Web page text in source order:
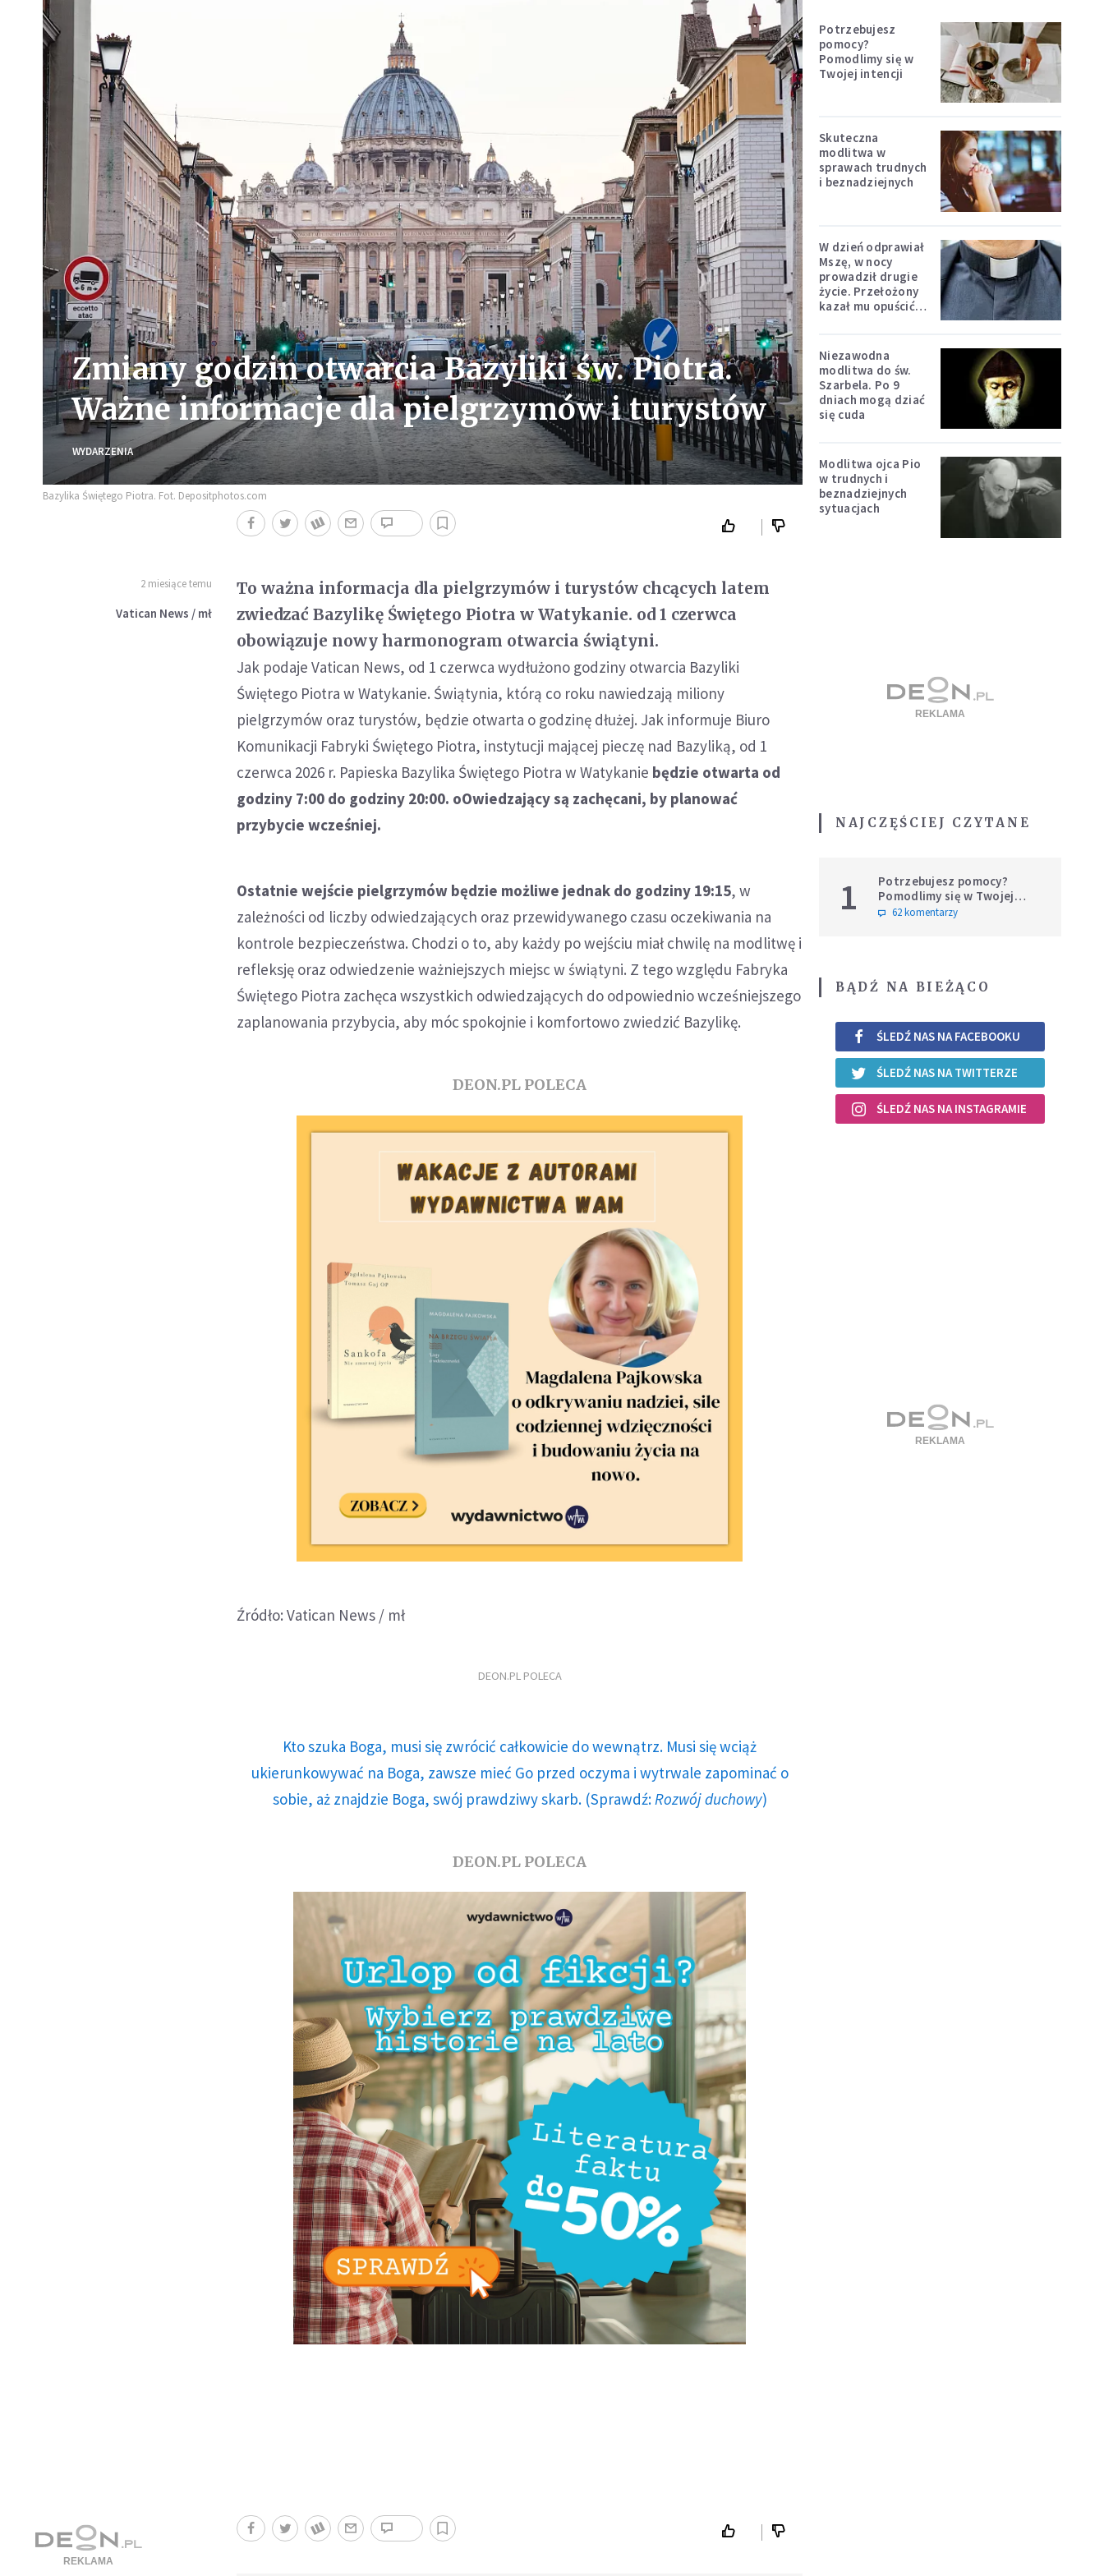
Zmiany godzin otwarcia Bazyliki św. Piotra.
Ważne informacje dla pielgrzymów i turystów
WYDARZENIA
Bazylika Świętego Piotra. Fot. Depositphotos.com
2 miesiące temu
Vatican News / mł
To ważna informacja dla pielgrzymów i turystów chcących latem
zwiedzać Bazylikę Świętego Piotra w Watykanie. od 1 czerwca
obowiązuje nowy harmonogram otwarcia świątyni.
Jak podaje Vatican News, od 1 czerwca wydłużono godziny otwarcia Bazyliki
Świętego Piotra w Watykanie. Świątynia, którą co roku nawiedzają miliony
pielgrzymów oraz turystów, będzie otwarta o godzinę dłużej. Jak informuje Biuro
Komunikacji Fabryki Świętego Piotra, instytucji mającej pieczę nad Bazyliką, od 1
czerwca 2026 r. Papieska Bazylika Świętego Piotra w Watykanie będzie otwarta od
godziny 7:00 do godziny 20:00. oOwiedzający są zachęcani, by planować
przybycie wcześniej.
Ostatnie wejście pielgrzymów będzie możliwe jednak do godziny 19:15, w
zależności od liczby odwiedzających oraz przewidywanego czasu oczekiwania na
kontrole bezpieczeństwa. Chodzi o to, aby każdy po wejściu miał chwilę na modlitwę i
refleksję oraz odwiedzenie ważniejszych miejsc w świątyni. Z tego względu Fabryka
Świętego Piotra zachęca wszystkich odwiedzających do odpowiednio wcześniejszego
zaplanowania przybycia, aby móc spokojnie i komfortowo zwiedzić Bazylikę.
DEON.PL POLECA
Źródło: Vatican News / mł
DEON.PL POLECA
Kto szuka Boga, musi się zwrócić całkowicie do wewnątrz. Musi się wciąż
ukierunkowywać na Boga, zawsze mieć Go przed oczyma i wytrwale zapominać o
sobie, aż znajdzie Boga, swój prawdziwy skarb. (Sprawdź: Rozwój duchowy)
DEON.PL POLECA
Potrzebujesz
pomocy?
Pomodlimy się w
Twojej intencji
Skuteczna
modlitwa w
sprawach trudnych
i beznadziejnych
W dzień odprawiał
Mszę, w nocy
prowadził drugie
życie. Przełożony
kazał mu opuścić
Niezawodna
modlitwa do św.
Szarbela. Po 9
dniach mogą dziać
się cuda
Modlitwa ojca Pio
w trudnych i
beznadziejnych
sytuacjach
NAJCZĘŚCIEJ CZYTANE
1
Potrzebujesz pomocy?
Pomodlimy się w Twojej
intencji
62 komentarzy
BĄDŹ NA BIEŻĄCO
ŚLEDŹ NAS NA FACEBOOKU
ŚLEDŹ NAS NA TWITTERZE
ŚLEDŹ NAS NA INSTAGRAMIE